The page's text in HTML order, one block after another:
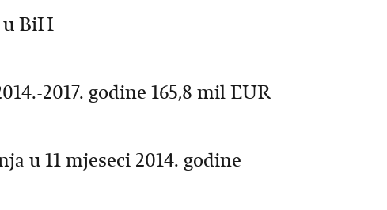
u BiH
2017. godine 165,8 mil EUR
u 11 mjeseci 2014. godine